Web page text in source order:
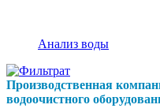
Анализ воды
Производственная
водоочистного